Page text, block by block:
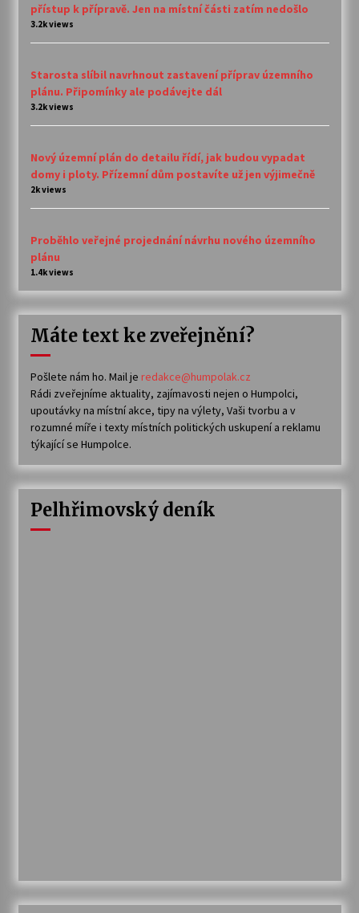
přístup k přípravě. Jen na místní části zatím nedošlo
3.2k views
Starosta slíbil navrhnout zastavení příprav územního
plánu. Připomínky ale podávejte dál
3.2k views
Nový územní plán do detailu řídí, jak budou vypadat
domy i ploty. Přízemní dům postavíte už jen výjimečně
2k views
Proběhlo veřejné projednání návrhu nového územního
plánu
1.4k views
Máte text ke zveřejnění?
Pošlete nám ho. Mail je redakce@humpolak.cz
Rádi zveřejníme aktuality, zajímavosti nejen o Humpolci,
upoutávky na místní akce, tipy na výlety, Vaši tvorbu a v
rozumné míře i texty místních politických uskupení a reklamu
týkající se Humpolce.
Pelhřimovský deník